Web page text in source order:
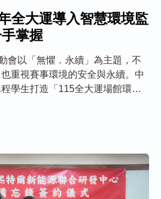
全大運導入智慧環境監
掌握
會以「無懼．永續」為主題，不
重視賽事環境的安全與永續。中
學生打造「115全大運場館環境
溫、陣風、空氣品質與紫外線等